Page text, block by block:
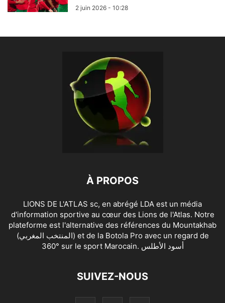
2 juin 2026 - 10:28
À PROPOS
LIONS DE L'ATLAS sc, en abrégé LDA est un média
d'information sportive au cœur des Lions de l'Atlas. Notre
plateforme est l'alternative des références du Mountakhab
(المنتخب المغربي) et de la Botola Pro avec un regard de
360° sur le sport Marocain. أسود الأطلس
SUIVEZ-NOUS